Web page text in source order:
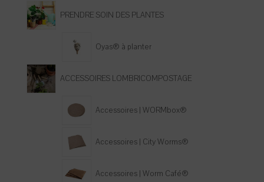
PRENDRE SOIN DES PLANTES
Oyas® à planter
ACCESSOIRES LOMBRICOMPOSTAGE
Accessoires | WORMbox®
Accessoires | City Worms®
Accessoires | Worm Café®